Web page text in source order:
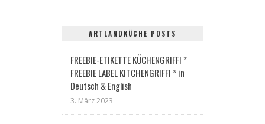
ARTLANDKÜCHE POSTS
FREEBIE-ETIKETTE KÜCHENGRIFFI *
FREEBIE LABEL KITCHENGRIFFI * in
Deutsch & English
3. März 2023